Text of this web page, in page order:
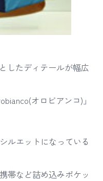
したディテールが幅広
オロビアンコ)」
ルエットになっている
帯など詰め込みポケッ